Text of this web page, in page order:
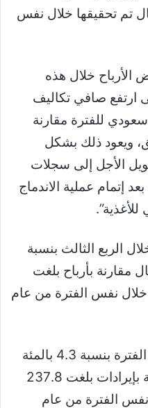
687 مليون ريال تم تحقيقها خلال نفس
خلال هذه
ارتفع صافي تكاليف
ريال سعودي للفترة مقارنة
ويعود ذلك بشكل
الأجل إلى سجلات
إتمام عملية الاندماج
الربع الثالث بنسبة
54 مليون ريال مقارنة بأرباح بلغت
خلال نفس الفترة من عام
وارتفعت الإيرادات خلال ذات الفترة بنسبة 4.3 بالمئة
إلى 248.1 مليون ريال مقارنة بإيرادات بلغت 237.8
نفس الفترة من عام